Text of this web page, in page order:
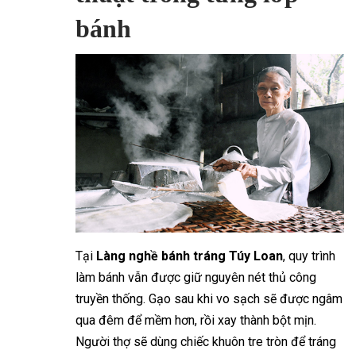
bánh
Tại Làng nghề bánh tráng Túy Loan, quy trình
làm bánh vẫn được giữ nguyên nét thủ công
truyền thống. Gạo sau khi vo sạch sẽ được ngâm
qua đêm để mềm hơn, rồi xay thành bột mịn.
Người thợ sẽ dùng chiếc khuôn tre tròn để tráng